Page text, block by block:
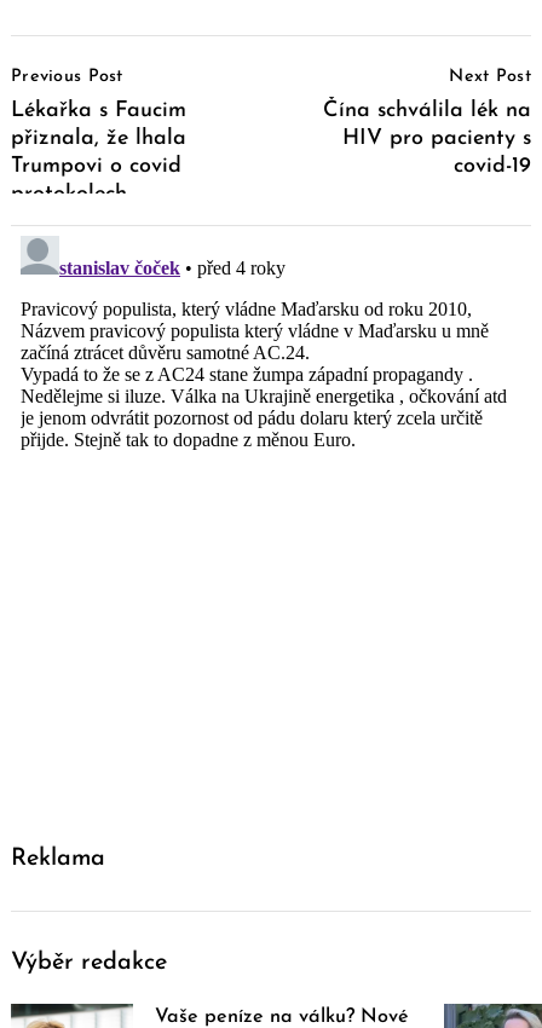
Navigation
Previous Post
Lékařka s Faucim
přiznala, že lhala
Trumpovi o covid
protokolech
Next Post
Čína schválila lék na
HIV pro pacienty s
covid-19
Reklama
Výběr redakce
Vaše peníze na válku? Nové